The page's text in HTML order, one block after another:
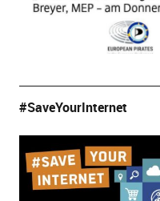
#SaveYourInternet